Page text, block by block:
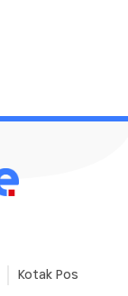
Kotak Pos